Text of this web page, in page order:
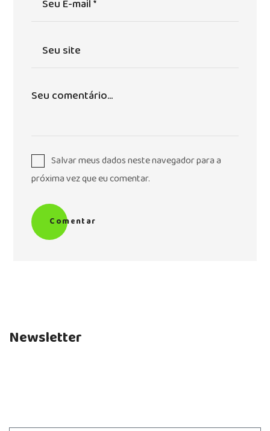
Salvar meus dados neste navegador para a
próxima vez que eu comentar.
Comentar
Newsletter